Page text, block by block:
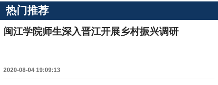
热门推荐
闽江学院师生深入晋江开展乡村振兴调研
2020-08-04 19:09:13